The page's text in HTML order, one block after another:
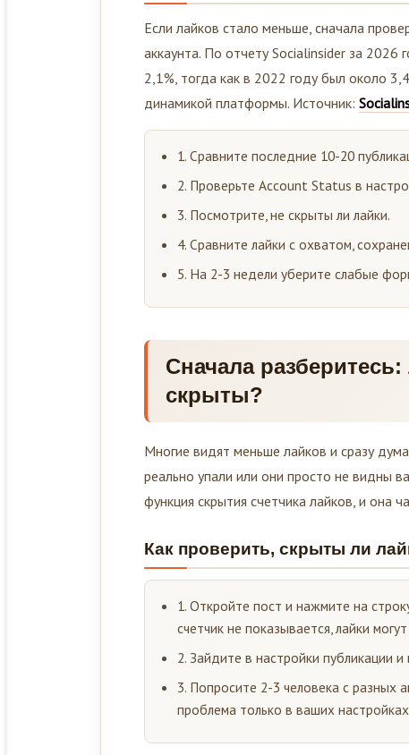
Если лайков стало меньше, сначала
аккаунта. По отчету Socialinsider за
2,1%, тогда как в 2022 году был около
динамикой платформы. Источник:
1. Сравните последние 10-20
2. Проверьте Account Status в
3. Посмотрите, не скрыты ли лайки.
4. Сравните лайки с охватом,
5. На 2-3 недели уберите слабые
Сначала
скрыты?
Многие видят меньше лайков и сразу
реально упали или они просто не видны
функция скрытия счетчика лайков, и она
Как проверить, скрыты ли
1. Откройте пост и нажмите на
счетчик не показывается, лайки
2. Зайдите в настройки публикации и
3. Попросите 2-3 человека с разных
проблема только в ваших